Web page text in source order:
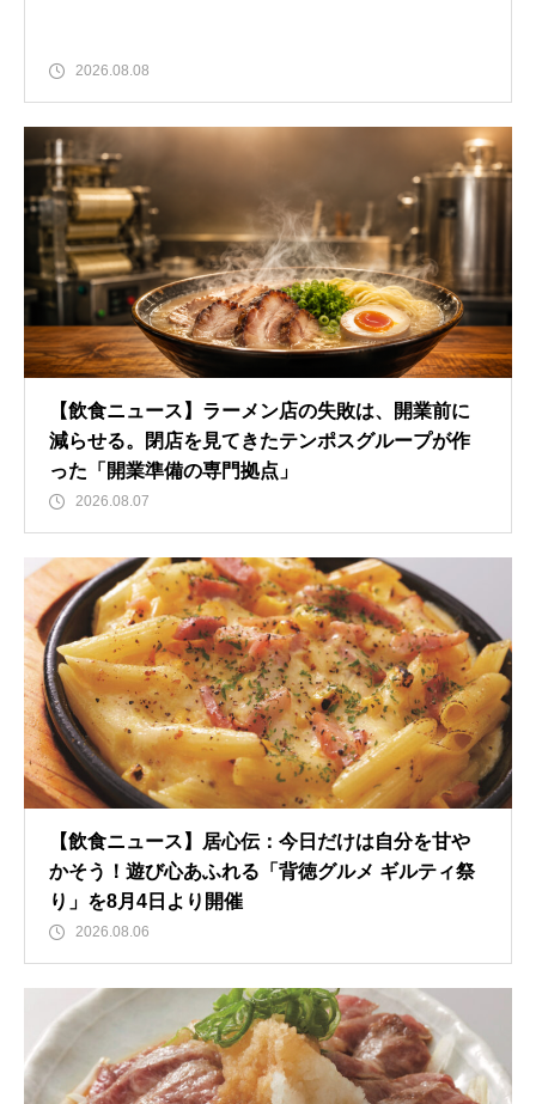
2026.08.08
【飲食ニュース】ラーメン店の失敗は、開業前に
減らせる。閉店を見てきたテンポスグループが作
った「開業準備の専門拠点」
2026.08.07
【飲食ニュース】居心伝：今日だけは自分を甘や
かそう！遊び心あふれる「背徳グルメ ギルティ祭
り」を8月4日より開催
2026.08.06